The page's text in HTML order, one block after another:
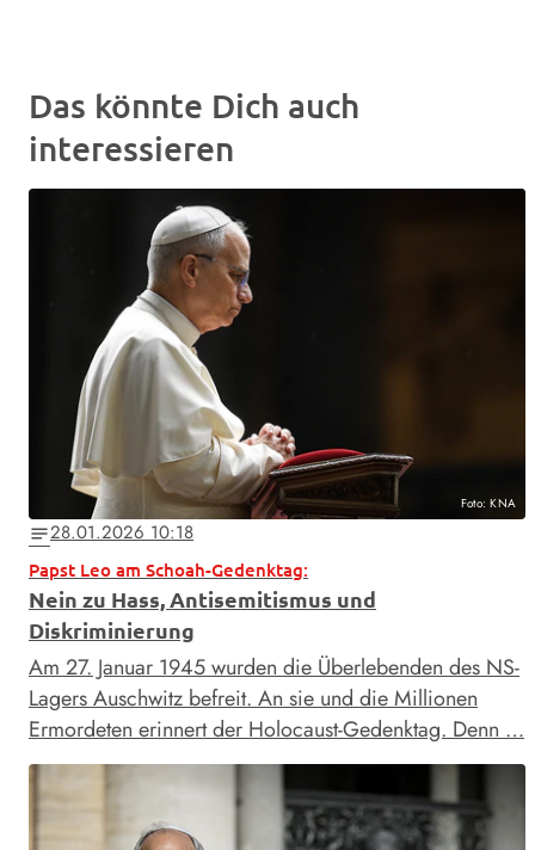
Das könnte Dich auch
interessieren
Foto: KNA
notes28.01.2026 10:18
Papst Leo am Schoah-Gedenktag:
Nein zu Hass, Antisemitismus und
Diskriminierung
Am 27. Januar 1945 wurden die Überlebenden des NS-
Lagers Auschwitz befreit. An sie und die Millionen
Ermordeten erinnert der Holocaust-Gedenktag. Denn …